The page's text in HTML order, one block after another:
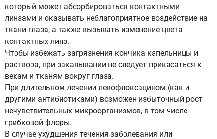
который может абсорбироваться контактными
линзами и оказывать неблагоприятное воздействие на
ткани глаза, а также вызывать изменение цвета
контактных линз.
Чтобы избежать загрязнения кончика капельницы и
раствора, при закапывании не следует прикасаться к
векам и тканям вокруг глаза.
При длительном лечении левофлоксацином (как и
другими антибиотиками) возможен избыточный рост
нечувствительных микроорганизмов, в том числе
грибковой флоры.
В случае ухудшения течения заболевания или